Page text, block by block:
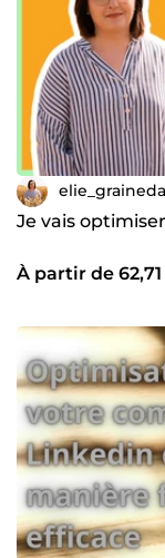
Je vais
À partir de 62,71